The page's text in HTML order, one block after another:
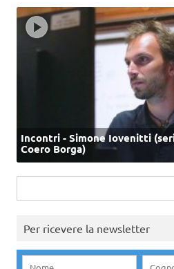
Incontri - Simone Iovenitti
Coero Borga)
per:
Per ricevere la newsletter